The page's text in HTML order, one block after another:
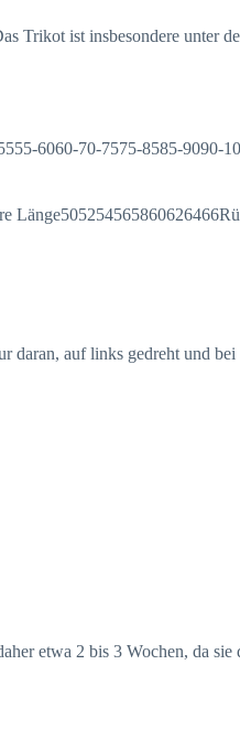
Trikot ist insbesondere unter
6060-70-7575-8585-9090-
daran, auf links gedreht und bei
etwa 2 bis 3 Wochen, da